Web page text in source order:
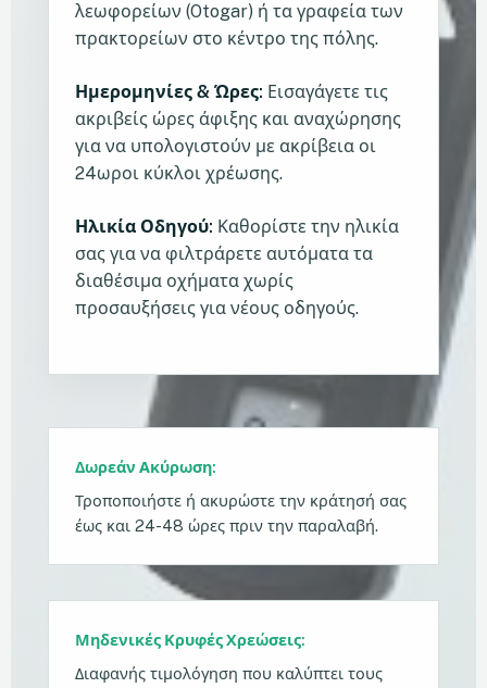
λεωφορείων (Otogar) ή τα γραφεία των
πρακτορείων στο κέντρο της πόλης.
Ημερομηνίες & Ώρες: Εισαγάγετε τις
ακριβείς ώρες άφιξης και αναχώρησης
για να υπολογιστούν με ακρίβεια οι
24ωροι κύκλοι χρέωσης.
Ηλικία Οδηγού: Καθορίστε την ηλικία
σας για να φιλτράρετε αυτόματα τα
διαθέσιμα οχήματα χωρίς
προσαυξήσεις για νέους οδηγούς.
Δωρεάν Ακύρωση:
Τροποποιήστε ή ακυρώστε την κράτησή σας
έως και 24-48 ώρες πριν την παραλαβή.
Μηδενικές Κρυφές Χρεώσεις:
Διαφανής τιμολόγηση που καλύπτει τους